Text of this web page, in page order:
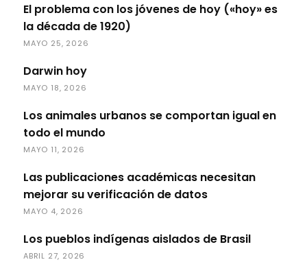
El problema con los jóvenes de hoy («hoy» es
la década de 1920)
MAYO 25, 2026
Darwin hoy
MAYO 18, 2026
Los animales urbanos se comportan igual en
todo el mundo
MAYO 11, 2026
Las publicaciones académicas necesitan
mejorar su verificación de datos
MAYO 4, 2026
Los pueblos indígenas aislados de Brasil
ABRIL 27, 2026